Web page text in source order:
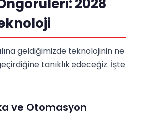
2028
geldiğimizde teknolojinin ne
tanıklık edeceğiz. İşte
ve Otomasyon